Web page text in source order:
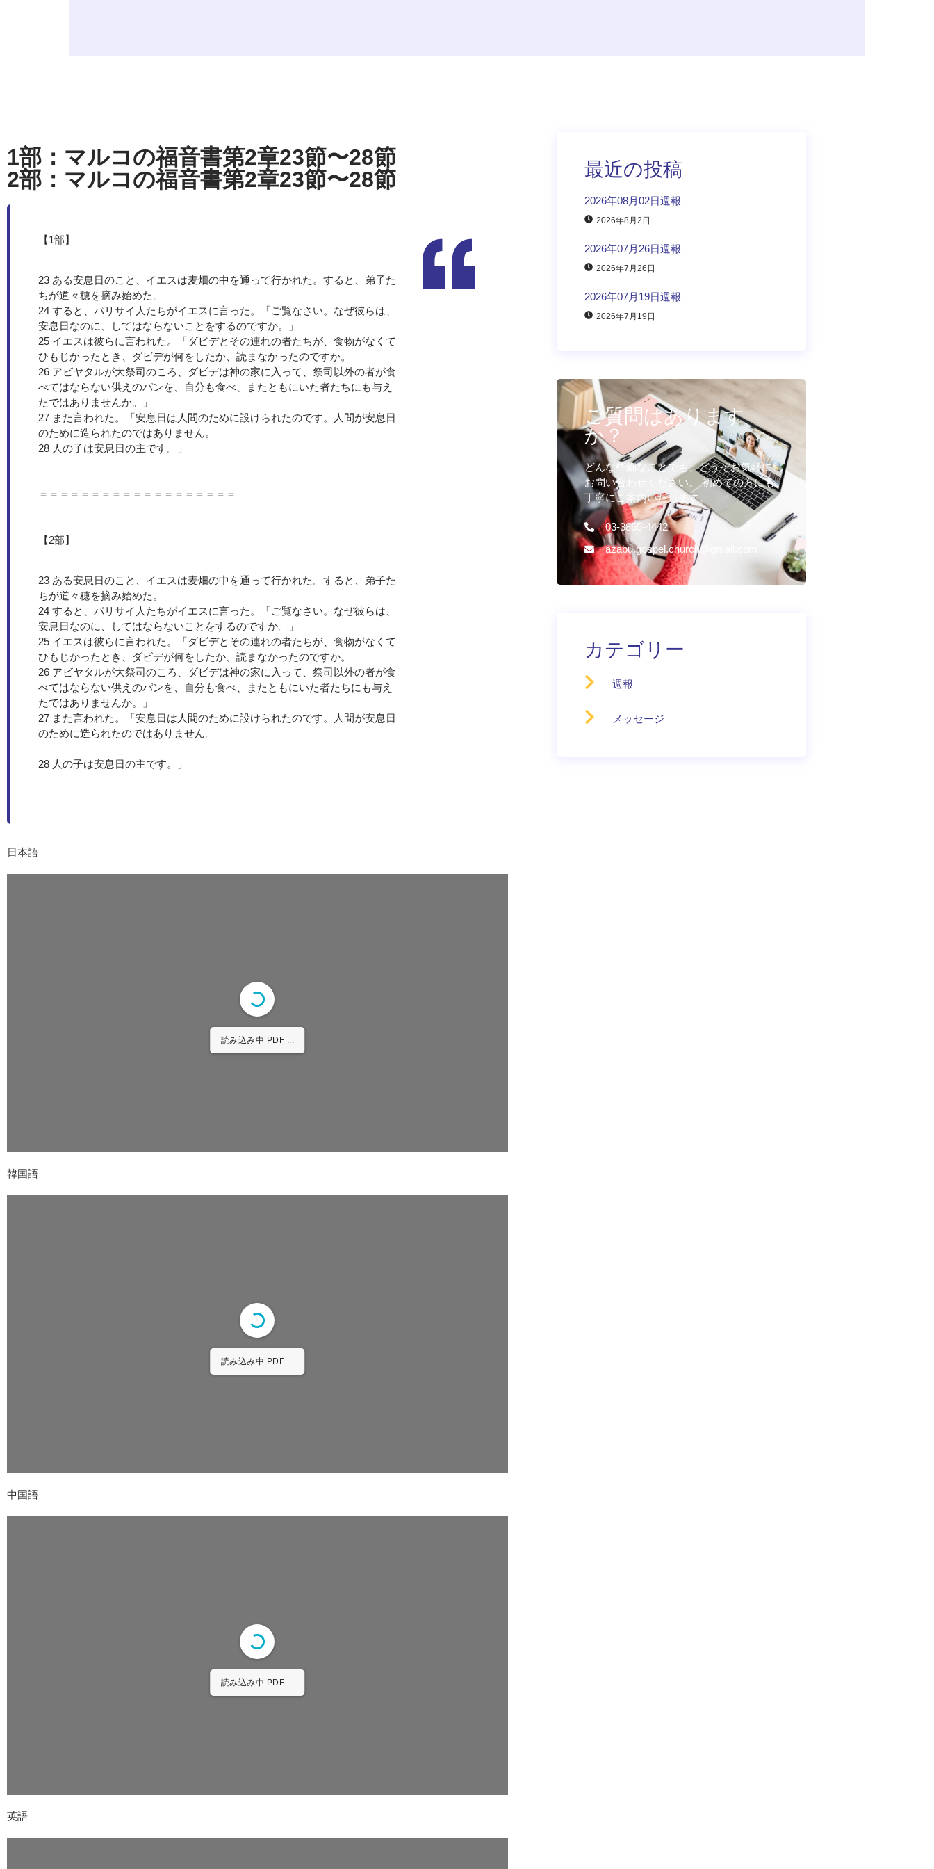
1部：マルコの福音書第2章23節〜28節
2部：マルコの福音書第2章23節〜28節
【1部】
23 ある安息日のこと、イエスは麦畑の中を通って行かれた。すると、弟子た
ちが道々穂を摘み始めた。
24 すると、パリサイ人たちがイエスに言った。「ご覧なさい。なぜ彼らは、
安息日なのに、してはならないことをするのですか。」
25 イエスは彼らに言われた。「ダビデとその連れの者たちが、食物がなくて
ひもじかったとき、ダビデが何をしたか、読まなかったのですか。
26 アビヤタルが大祭司のころ、ダビデは神の家に入って、祭司以外の者が食
べてはならない供えのパンを、自分も食べ、またともにいた者たちにも与え
たではありませんか。」
27 また言われた。「安息日は人間のために設けられたのです。人間が安息日
のために造られたのではありません。
28 人の子は安息日の主です。」
＝＝＝＝＝＝＝＝＝＝＝＝＝＝＝＝＝＝＝
【2部】
23 ある安息日のこと、イエスは麦畑の中を通って行かれた。すると、弟子た
ちが道々穂を摘み始めた。
24 すると、パリサイ人たちがイエスに言った。「ご覧なさい。なぜ彼らは、
安息日なのに、してはならないことをするのですか。」
25 イエスは彼らに言われた。「ダビデとその連れの者たちが、食物がなくて
ひもじかったとき、ダビデが何をしたか、読まなかったのですか。
26 アビヤタルが大祭司のころ、ダビデは神の家に入って、祭司以外の者が食
べてはならない供えのパンを、自分も食べ、またともにいた者たちにも与え
たではありませんか。」
27 また言われた。「安息日は人間のために設けられたのです。人間が安息日
のために造られたのではありません。
28 人の子は安息日の主です。」
日本語
読み込み中 PDF ...
韓国語
読み込み中 PDF ...
中国語
読み込み中 PDF ...
英語
最近の投稿
2026年08月02日週報
2026年8月2日
2026年07月26日週報
2026年7月26日
2026年07月19日週報
2026年7月19日
ご質問はあります
か？
どんな些細なことでも、どうぞお気軽に
お問い合わせください。 初めての方にも
丁寧にご案内いたします。
03-3865-4442
azabu.gospel.church@gmail.com
カテゴリー
週報
メッセージ